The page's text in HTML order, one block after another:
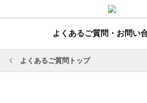
よくあるご質問・お問い
よくあるご質問トップ